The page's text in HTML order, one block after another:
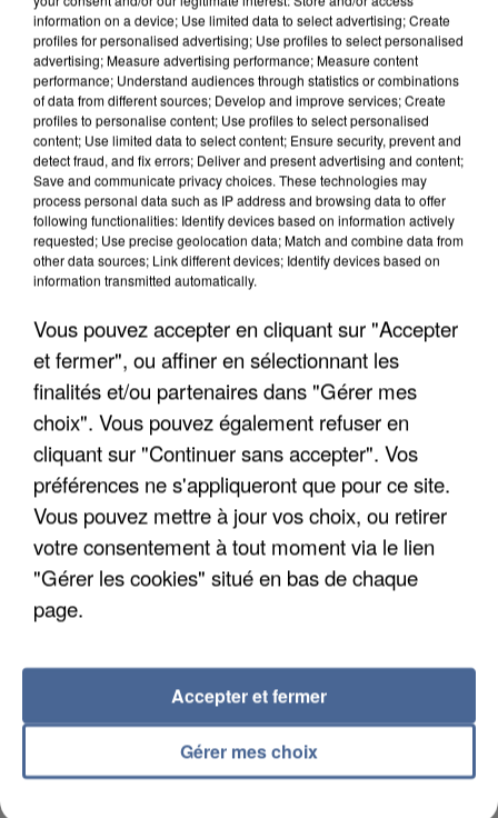
APRÈS TOUTES CES CANICULES, LES REFUGES
L’UN DES FONDATEURS SUPPOSÉS DE LA DZ
MAFIA INTERPELLÉ EN ALGÉRIE
information on a device; Use limited data to select advertising; Create
profiles for personalised advertising; Use profiles to select personalised
advertising; Measure advertising performance; Measure content
performance; Understand audiences through statistics or combinations
of data from different sources; Develop and improve services; Create
profiles to personalise content; Use profiles to select personalised
content; Use limited data to select content; Ensure security, prevent and
detect fraud, and fix errors; Deliver and present advertising and content;
Save and communicate privacy choices. These technologies may
process personal data such as IP address and browsing data to offer
following functionalities: Identify devices based on information actively
requested; Use precise geolocation data; Match and combine data from
other data sources; Link different devices; Identify devices based on
information transmitted automatically.
Vous pouvez accepter en cliquant sur "Accepter
et fermer", ou affiner en sélectionnant les
finalités et/ou partenaires dans "Gérer mes
choix". Vous pouvez également refuser en
cliquant sur "Continuer sans accepter". Vos
préférences ne s'appliqueront que pour ce site.
Vous pouvez mettre à jour vos choix, ou retirer
votre consentement à tout moment via le lien
"Gérer les cookies" situé en bas de chaque
page.
Gérer mes choix
Accepter et fermer